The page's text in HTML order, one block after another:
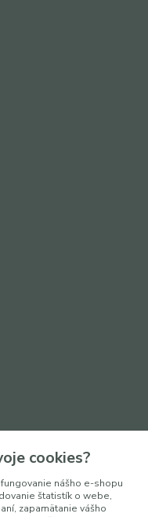
12:00)cookies?
nášho e-shopu
štatistík o webe,
zapamätanie vášho